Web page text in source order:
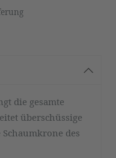
die gesamte
überschüssige
des